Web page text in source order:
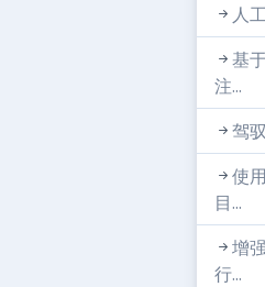
人
基
注...
驾
使
目...
增
行...